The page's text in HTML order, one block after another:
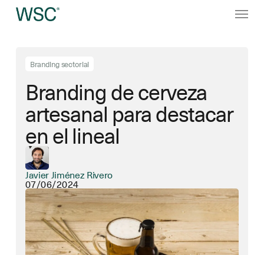
Menú
Branding sectorial
Branding de cerveza
artesanal para destacar
en el lineal
Javier Jiménez Rivero
07/06/2024